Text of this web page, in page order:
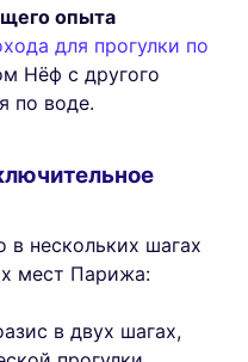
опыта
для прогулки по
Нёф с другого
по воде.
в нескольких шагах
мест Парижа:
в двух шагах,